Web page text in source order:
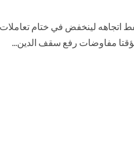
اتجاهه لينخفض في ختام تعاملات
مفاوضات رفع سقف الدين...